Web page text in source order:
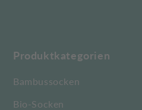
Produktkategorien
Bambussocken
Bio-Socken